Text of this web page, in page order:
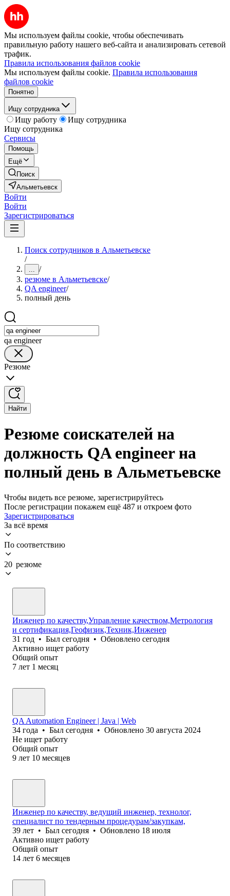
Мы используем файлы cookie, чтобы обеспечивать
правильную работу нашего веб-сайта и анализировать сетевой
трафик.
Правила использования файлов cookie
Мы используем файлы cookie. Правила использования
файлов cookie
Понятно
Ищу сотрудника
Ищу работу
Ищу сотрудника
Ищу сотрудника
Сервисы
Помощь
Ещё
Поиск
Альметьевск
Войти
Войти
Зарегистрироваться
Поиск сотрудников в Альметьевске
/
... /
резюме в Альметьевске/
QA engineer/
полный день
qa engineer
Резюме
Найти
Резюме соискателей на
должность QA engineer на
полный день в Альметьевске
Чтобы видеть все резюме, зарегистрируйтесь
После регистрации покажем ещё 487 и откроем фото
Зарегистрироваться
За всё время
По соответствию
20 резюме
Инженер по качеству,Управление качеством,Метрология
и сертификация,Геофизик,Техник,Инженер
31 год • Был сегодня • Обновлено сегодня
Активно ищет работу
Общий опыт
7 лет 1 месяц
QA Automation Engineer | Java | Web
34 года • Был сегодня • Обновлено 30 августа 2024
Не ищет работу
Общий опыт
9 лет 10 месяцев
Инженер по качеству, ведущий инженер, технолог,
специалист по тендерным процедурам/закупкам,
39 лет • Был сегодня • Обновлено 18 июля
Активно ищет работу
Общий опыт
14 лет 6 месяцев